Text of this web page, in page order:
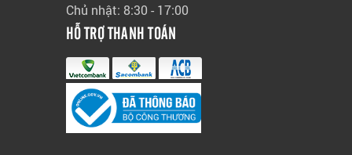
Chủ nhật: 8:30 - 17:00
HỖ TRỢ THANH TOÁN